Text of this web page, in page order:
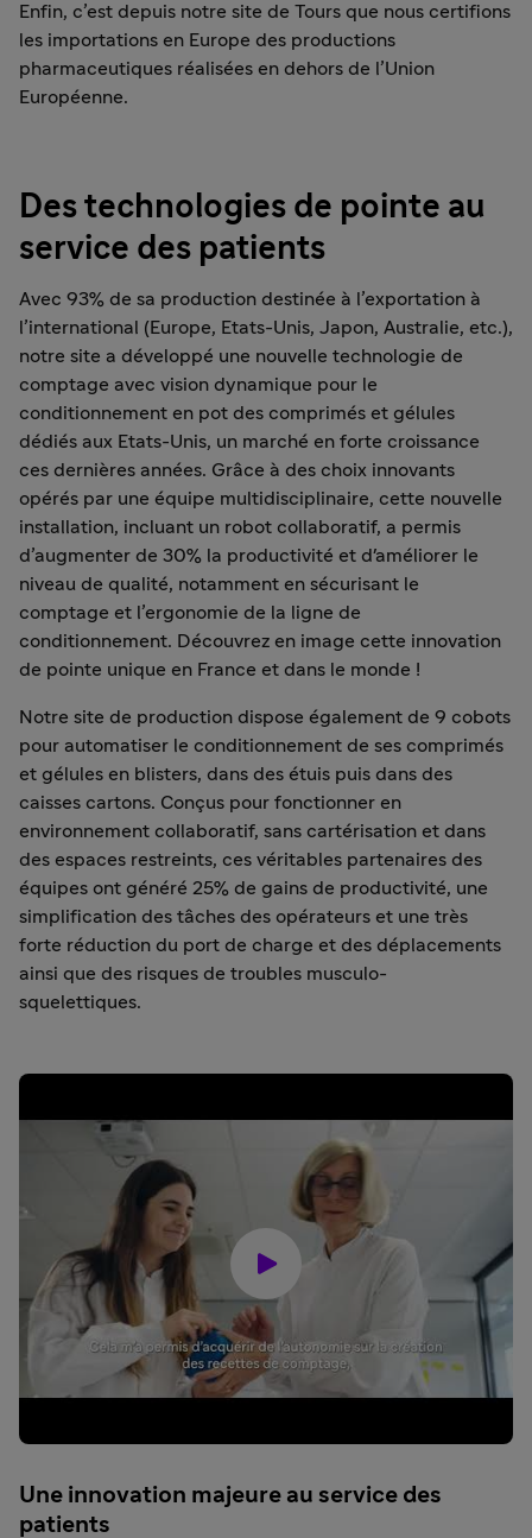
Enfin, c’est depuis notre site de Tours que nous certifions
les importations en Europe des productions
pharmaceutiques réalisées en dehors de l’Union
Européenne.
Des technologies de pointe au
service des patients
Avec 93% de sa production destinée à l’exportation à
l’international (Europe, Etats-Unis, Japon, Australie, etc.),
notre site a développé une nouvelle technologie de
comptage avec vision dynamique pour le
conditionnement en pot des comprimés et gélules
dédiés aux Etats-Unis, un marché en forte croissance
ces dernières années. Grâce à des choix innovants
opérés par une équipe multidisciplinaire, cette nouvelle
installation, incluant un robot collaboratif, a permis
d’augmenter de 30% la productivité et d'améliorer le
niveau de qualité, notamment en sécurisant le
comptage et l’ergonomie de la ligne de
conditionnement. Découvrez en image cette innovation
de pointe unique en France et dans le monde !
Notre site de production dispose également de 9 cobots
pour automatiser le conditionnement de ses comprimés
et gélules en blisters, dans des étuis puis dans des
caisses cartons. Conçus pour fonctionner en
environnement collaboratif, sans cartérisation et dans
des espaces restreints, ces véritables partenaires des
équipes ont généré 25% de gains de productivité, une
simplification des tâches des opérateurs et une très
forte réduction du port de charge et des déplacements
ainsi que des risques de troubles musculo-
squelettiques.
Une innovation majeure au service des
patients